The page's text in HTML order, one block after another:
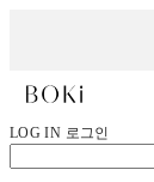
LOG IN 로그인